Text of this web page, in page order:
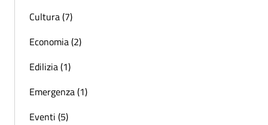
Cultura (7)
Economia (2)
Edilizia (1)
Emergenza (1)
Eventi (5)